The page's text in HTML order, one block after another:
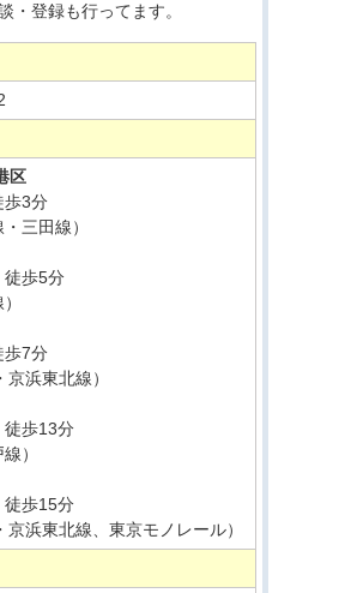
・登録も行ってます。
区
歩3分
三田線）
徒歩5分
歩7分
京浜東北線）
徒歩13分
）
徒歩15分
京浜東北線、東京モノレール）